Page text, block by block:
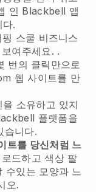
인 Blackbell 앱
.
스쿨 비즈니스
여주세요. .
번의 클릭만으로
웹 사이트를 만
소유하고 있지
플랫폼을
습니다.
트를 당신처럼 느
드하고 색상 팔
수있는 모양과 느
오.